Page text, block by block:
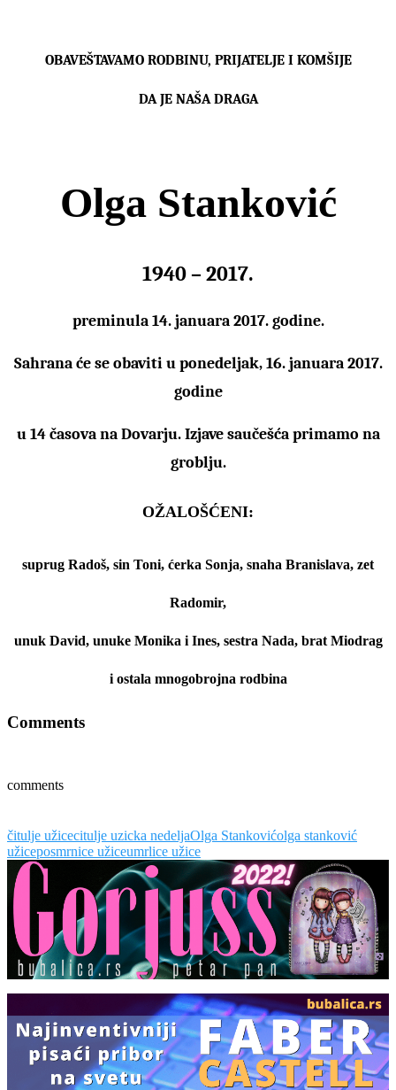
OBAVEŠTAVAMO RODBINU, PRIJATELJE I KOMŠIJE
DAJENAŠA DRAGA
Olga Stanković
1940 – 2017.
preminula 14. januara 2017. godine.
Sahrana će se obaviti u ponedeljak, 16. januara 2017.
godine
u 14 časova na Dovarju. Izjave saučešća primamo na
groblju.
OŽALOŠĆENI:
suprug Radoš, sin Toni, ćerka Sonja, snaha Branislava, zet
Radomir,
unuk David, unuke Monika i Ines, sestra Nada, brat Miodrag
i ostala mnogobrojna rodbina
Comments
comments
čitulje užicecitulje uzicka nedeljaOlga Stankovićolga stanković
užiceposmrnice užiceumrlice užice